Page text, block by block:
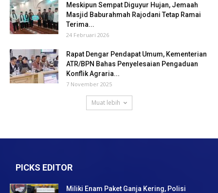
Meskipun Sempat Diguyur Hujan, Jemaah
Masjid Baburahmah Rajodani Tetap Ramai
Terima...
24 Februari 2026
Rapat Dengar Pendapat Umum, Kementerian
ATR/BPN Bahas Penyelesaian Pengaduan
Konflik Agraria...
7 November 2025
Muat lebih
PICKS EDITOR
Miliki Enam Paket Ganja Kering, Polisi